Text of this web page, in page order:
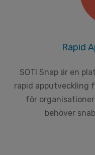
Rapid
SOTI Snap är en
rapid apputveckling
för
behöver